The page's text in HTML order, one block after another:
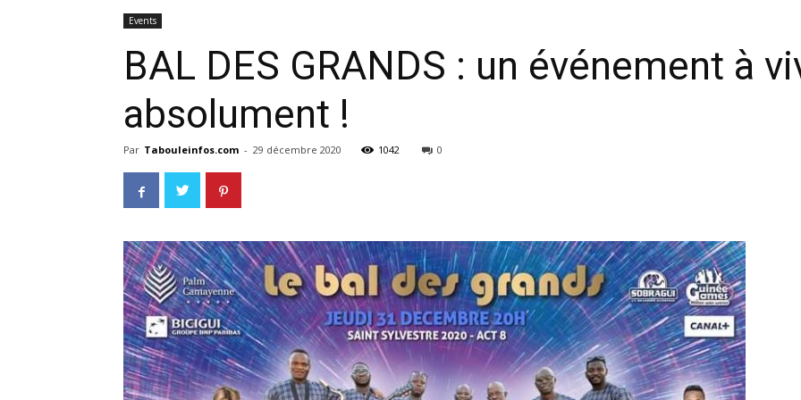
Events
BAL DES GRANDS : un événement à
absolument !
Par Tabouleinfos.com - 29 décembre 2020 1042 0